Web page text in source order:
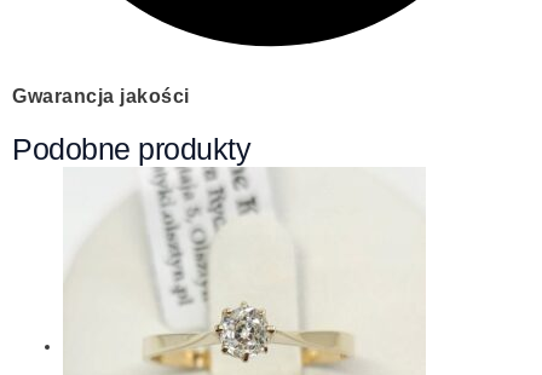
Gwarancja jakości
Podobne produkty